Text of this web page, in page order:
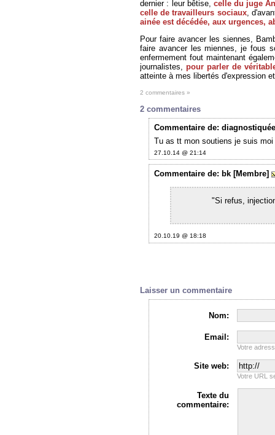
dernier : leur bêtise, celle du juge
celle de travailleurs sociaux,
ainée est décédée, aux urgences,
Pour faire avancer les siennes,
faire avancer les miennes, je fous
enfermement fout maintenant
journalistes,pour parler de
atteinte à mes libertés d'expression
2 commentaires »
2 commentaires
Commentairede:
Tu as tt mon soutiens je suis
27.10.14 @ 21:14
Commentairede: bk [Membre]
"Si refus,
20.10.19 @ 18:18
Laisser un commentaire
Nom:
Email:
Votre
Site web:
Votre URL
Texte du
commentaire: